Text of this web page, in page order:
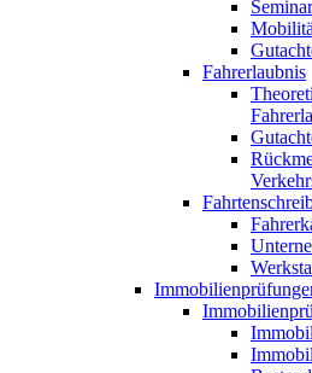
Fahrerlaubnis